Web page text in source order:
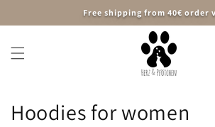
Free shipping from 40€ order
C
Hoodies for women